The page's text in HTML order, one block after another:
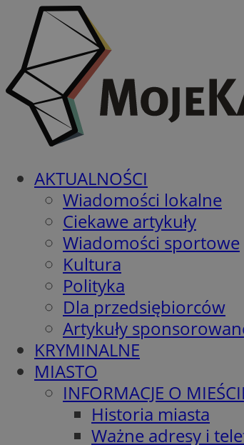
AKTUALNOŚCI
Wiadomości lokalne
Ciekawe artykuły
Wiadomości sportowe
Kultura
Polityka
Dla przedsiębiorców
Artykuły
KRYMINALNE
MIASTO
INFORMACJE O
Historia miasta
Ważne adresy i